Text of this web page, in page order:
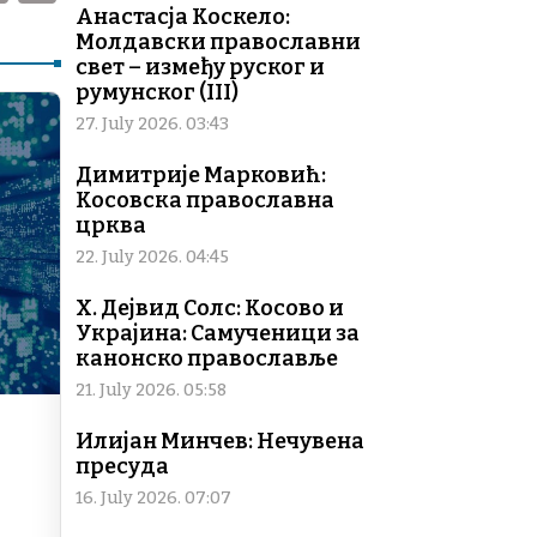
m
ai
l
o
p
y
Li
n
k
Анастасја Коскело:
Молдавски православни
свет – између руског и
румунског (III)
27. July 2026. 03:43
Димитрије Марковић:
Косовска православна
црква
22. July 2026. 04:45
Х. Дејвид Солс: Косово и
Украјина: Самученици за
канонско православље
21. July 2026. 05:58
Илијан Минчев: Нечувена
пресуда
16. July 2026. 07:07